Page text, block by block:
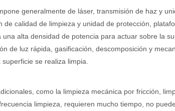
generalmente de láser, transmisión de haz y
de calidad de limpieza y unidad de protección,
alta densidad de potencia para actuar sobre la
de luz rápida, gasificación, descomposición y
se realiza limpia.
como la limpieza mecánica por fricción,
limpieza, requieren mucho tiempo, no